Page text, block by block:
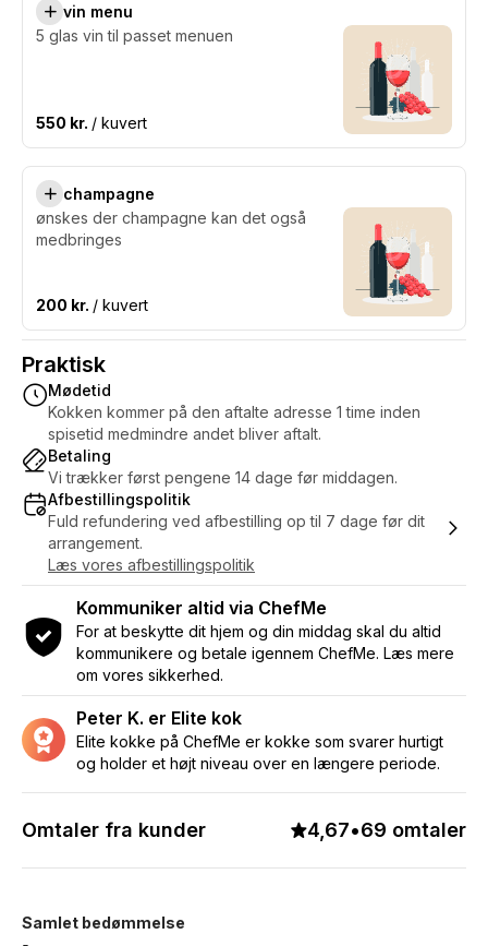
vin menu
5 glas vin til passet menuen
550 kr. / kuvert
champagne
ønskes der champagne kan det også
medbringes
200 kr. / kuvert
Praktisk
Mødetid
Kokken kommer på den aftalte adresse 1 time inden
spisetid medmindre andet bliver aftalt.
Betaling
Vi trækker først pengene 14 dage før middagen.
Afbestillingspolitik
Fuld refundering ved afbestilling op til 7 dage før dit
arrangement.
Læs vores afbestillingspolitik
Kommuniker altid via ChefMe
For at beskytte dit hjem og din middag skal du altid
kommunikere og betale igennem ChefMe. Læs mere
om vores sikkerhed.
Peter K. er Elite kok
Elite kokke på ChefMe er kokke som svarer hurtigt
og holder et højt niveau over en længere periode.
Omtaler fra kunder 4,67•69 omtaler
Samlet bedømmelse